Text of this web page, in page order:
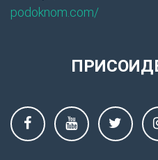
podoknom.com/